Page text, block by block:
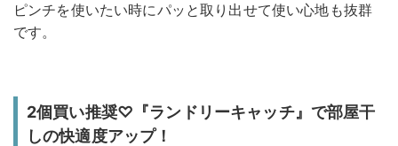
ピンチを使いたい時にパッと取り出せて使い心地も抜群
です。
2個買い推奨♡『ランドリーキャッチ』で部屋干
しの快適度アップ！